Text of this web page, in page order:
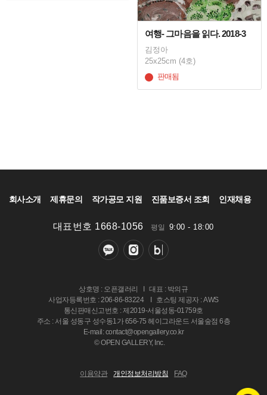
여행- 그마음을 읽다. 2018-3
김정아
25x25cm (4호)
판매됨
회사소개 제휴문의 작가공모 지원 진품보증서 조회 인재채용
대표번호 1668-1056 평일 9:00 - 18:00
상호명 : 오픈갤러리
대표 : 박의규
사업자등록번호 : 206-86-83224
호스팅 제공자 : AWS
통신판매신고번호 : 제2019-서울성동-01759호
주소 : 서울 성동구 성수동1가 656-75 헤이그라운드 서울숲점 6층
E-mail: contact@opengallery.co.kr
© OPEN GALLERY, Inc.
이용약관 개인정보처리방침 FAQ